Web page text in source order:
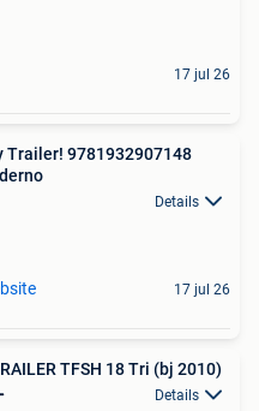
17 jul 26
Trailer! 9781932907148
Details
17 jul 26
TFSH 18 Tri (bj 2010)
Details